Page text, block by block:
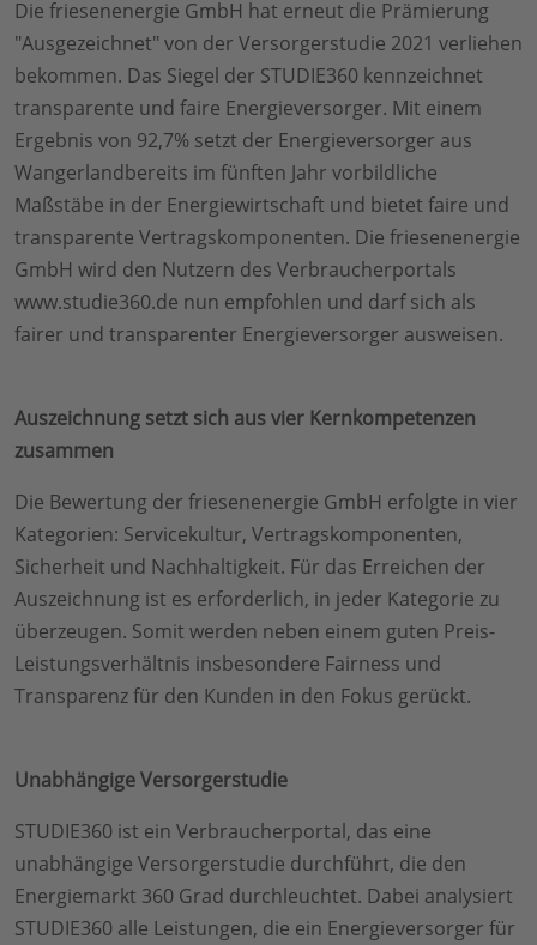
Die friesenenergie GmbH hat erneut die Prämierung
"Ausgezeichnet" von der Versorgerstudie 2021 verliehen
bekommen. Das Siegel der STUDIE360 kennzeichnet
transparente und faire Energieversorger. Mit einem
Ergebnis von 92,7% setzt der Energieversorger aus
Wangerlandbereits im fünften Jahr vorbildliche
Maßstäbe in der Energiewirtschaft und bietet faire und
transparente Vertragskomponenten. Die friesenenergie
GmbH wird den Nutzern des Verbraucherportals
www.studie360.de nun empfohlen und darf sich als
fairer und transparenter Energieversorger ausweisen.
Auszeichnung setzt sich aus vier Kernkompetenzen
zusammen
Die Bewertung der friesenenergie GmbH erfolgte in vier
Kategorien: Servicekultur, Vertragskomponenten,
Sicherheit und Nachhaltigkeit. Für das Erreichen der
Auszeichnung ist es erforderlich, in jeder Kategorie zu
überzeugen. Somit werden neben einem guten Preis-
Leistungsverhältnis insbesondere Fairness und
Transparenz für den Kunden in den Fokus gerückt.
Unabhängige Versorgerstudie
STUDIE360 ist ein Verbraucherportal, das eine
unabhängige Versorgerstudie durchführt, die den
Energiemarkt 360 Grad durchleuchtet. Dabei analysiert
STUDIE360 alle Leistungen, die ein Energieversorger für